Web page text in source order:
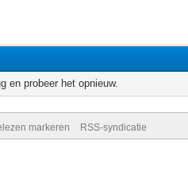
en probeer het opnieuw.
markeren RSS-syndicatie